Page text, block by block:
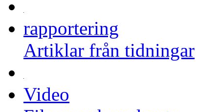
rapportering
Artiklar från tidningar
Video